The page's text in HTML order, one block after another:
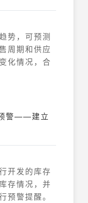
势，可预测
周期和供应
化情况，合
警——建立
开发的库存
存情况，并
预警提醒。